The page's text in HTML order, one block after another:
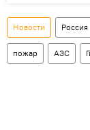
Новости Россия
пожар АЗС